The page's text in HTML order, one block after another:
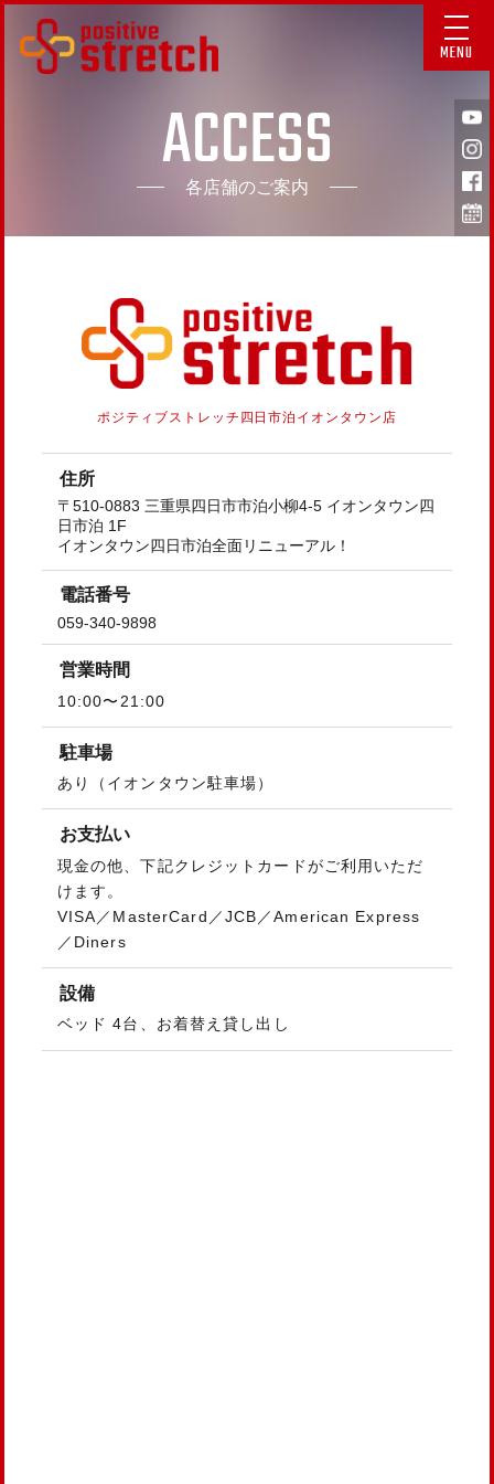
MENU
ACCESS
各店舗のご案内
ポジティブストレッチ 四日市泊イオンタウン店
住所
〒510-0883 三重県四日市市泊小柳4-5 イオンタウン四
日市泊 1F
イオンタウン四日市泊全面リニューアル！
電話番号
059-340-9898
営業時間
10:00〜21:00
駐車場
あり（イオンタウン駐車場）
お支払い
現金の他、下記クレジットカードがご利用いただ
けます。
VISA／MasterCard／JCB／American Express
／Diners
設備
ベッド 4台、お着替え貸し出し